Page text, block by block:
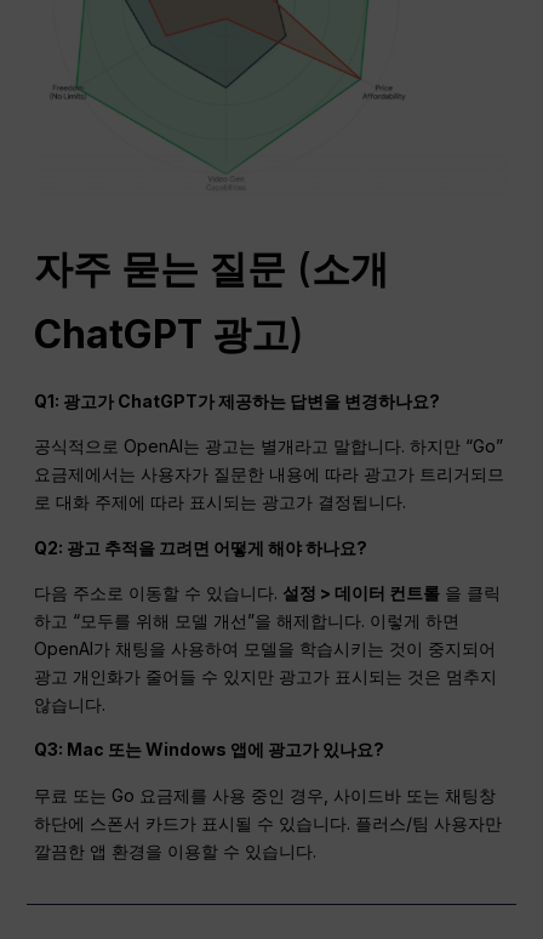
자주 묻는 질문 (소개
ChatGPT 광고)
Q1: 광고가 ChatGPT가 제공하는 답변을 변경하나요?
공식적으로 OpenAI는 광고는 별개라고 말합니다. 하지만 “Go”
요금제에서는 사용자가 질문한 내용에 따라 광고가 트리거되므
로 대화 주제에 따라 표시되는 광고가 결정됩니다.
Q2: 광고 추적을 끄려면 어떻게 해야 하나요?
다음 주소로 이동할 수 있습니다. 설정 > 데이터 컨트롤 을 클릭
하고 “모두를 위해 모델 개선”을 해제합니다. 이렇게 하면
OpenAI가 채팅을 사용하여 모델을 학습시키는 것이 중지되어
광고 개인화가 줄어들 수 있지만 광고가 표시되는 것은 멈추지
않습니다.
Q3: Mac 또는 Windows 앱에 광고가 있나요?
무료 또는 Go 요금제를 사용 중인 경우, 사이드바 또는 채팅창
하단에 스폰서 카드가 표시될 수 있습니다. 플러스/팀 사용자만
깔끔한 앱 환경을 이용할 수 있습니다.